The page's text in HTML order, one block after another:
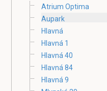
Atrium Optima
Aupark
Hlavná
Hlavná 1
Hlavná 40
Hlavná 84
Hlavná 9